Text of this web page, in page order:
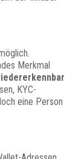
Merkmal
KYC-
eine Person